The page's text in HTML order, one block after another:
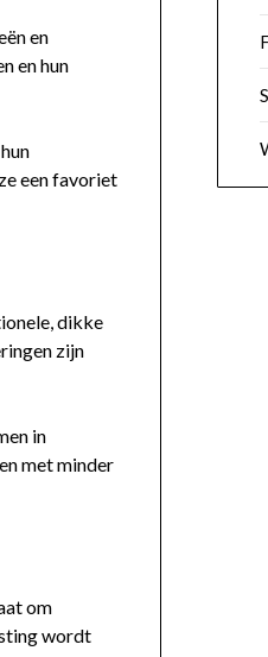
en
en hun
ze een favoriet
dikke
zijn
in
met minder
om
wordt